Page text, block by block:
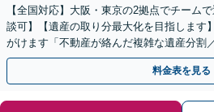
【全国対応】大阪・東京の2拠点でチーム
談可】【遺産の取り分最大化を目指します
がけます「不動産が絡んだ複雑な遺産分割
執行／事業承継など、お任せください」【
料金表を見る